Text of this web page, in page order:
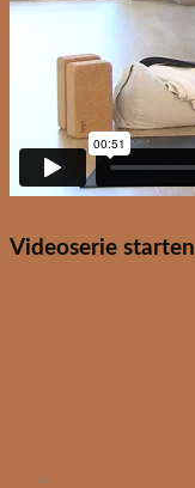
Videoserie starten